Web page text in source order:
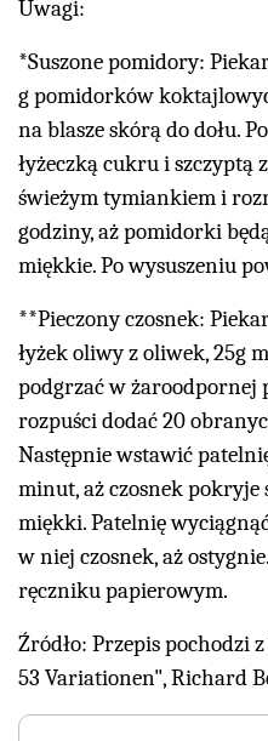
Uwagi:
*Suszone pomidory:
g pomidorków
na blasze skórą do dołu.
łyżeczką cukru i
świeżym tymiankiem i
godziny, aż pomidorki
miękkie. Po wysuszeniu
**Pieczony czosnek:
łyżek oliwy z oliwek, 25g
podgrzać w żaroodpornej
rozpuści dodać 20
Następnie wstawić
minut, aż czosnek pokryje
miękki. Patelnię
w niej czosnek, aż
ręczniku papierowym.
Źródło: Przepis pochodzi
53 Variationen", Richard